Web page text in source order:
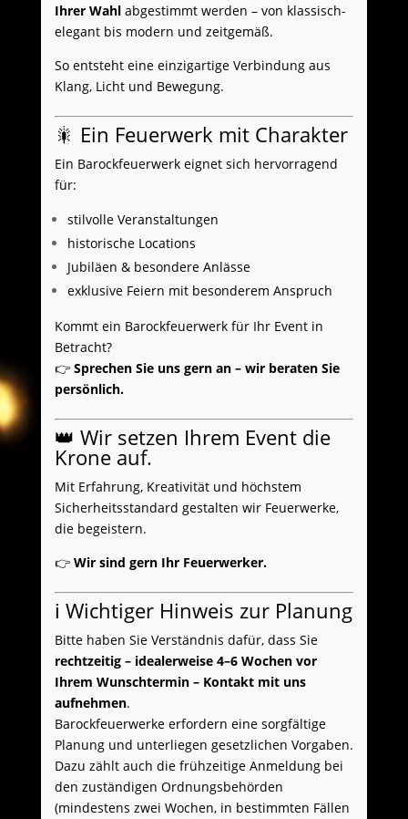
Ihrer Wahlabgestimmt werden – von klassisch-
elegant bis modern und zeitgemäß.
So entsteht eine einzigartige Verbindung aus
Klang, Licht und Bewegung.
🎇 Ein Feuerwerk mit Charakter
Ein Barockfeuerwerk eignet sich hervorragend
für:
stilvolle Veranstaltungen
historische Locations
Jubiläen & besondere Anlässe
exklusive Feiern mit besonderem Anspruch
Kommt ein Barockfeuerwerk für Ihr Event in
Betracht?
👉 Sprechen Sie uns gern an – wir beraten Sie
persönlich.
👑 Wir setzen Ihrem Event die
Krone auf.
Mit Erfahrung, Kreativität und höchstem
Sicherheitsstandard gestalten wir Feuerwerke,
die begeistern.
👉 Wir sind gern Ihr Feuerwerker.
ℹ️ Wichtiger Hinweis zur Planung
Bitte haben Sie Verständnis dafür, dass Sie
rechtzeitig – idealerweise 4–6 Wochen vor
Ihrem Wunschtermin – Kontakt mit uns
aufnehmen.
Barockfeuerwerke erfordern eine sorgfältige
Planung und unterliegen gesetzlichen Vorgaben.
Dazu zählt auch die frühzeitige Anmeldung bei
den zuständigen Ordnungsbehörden
(mindestens zwei Wochen, in bestimmten Fällen